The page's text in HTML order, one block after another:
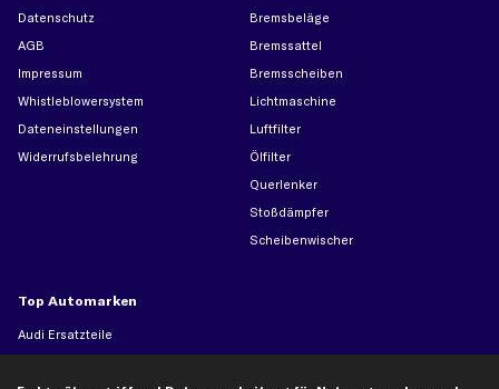
Datenschutz
AGB
Impressum
Whistleblowersystem
Dateneinstellungen
Widerrufsbelehrung
Bremsbeläge
Bremssattel
Bremsscheiben
Lichtmaschine
Luftfilter
Ölfilter
Querlenker
Stoßdämpfer
Scheibenwischer
Top Automarken
Audi Ersatzteile